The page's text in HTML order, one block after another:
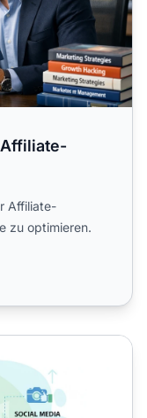
Affiliate-
zu optimieren.
Anfänger